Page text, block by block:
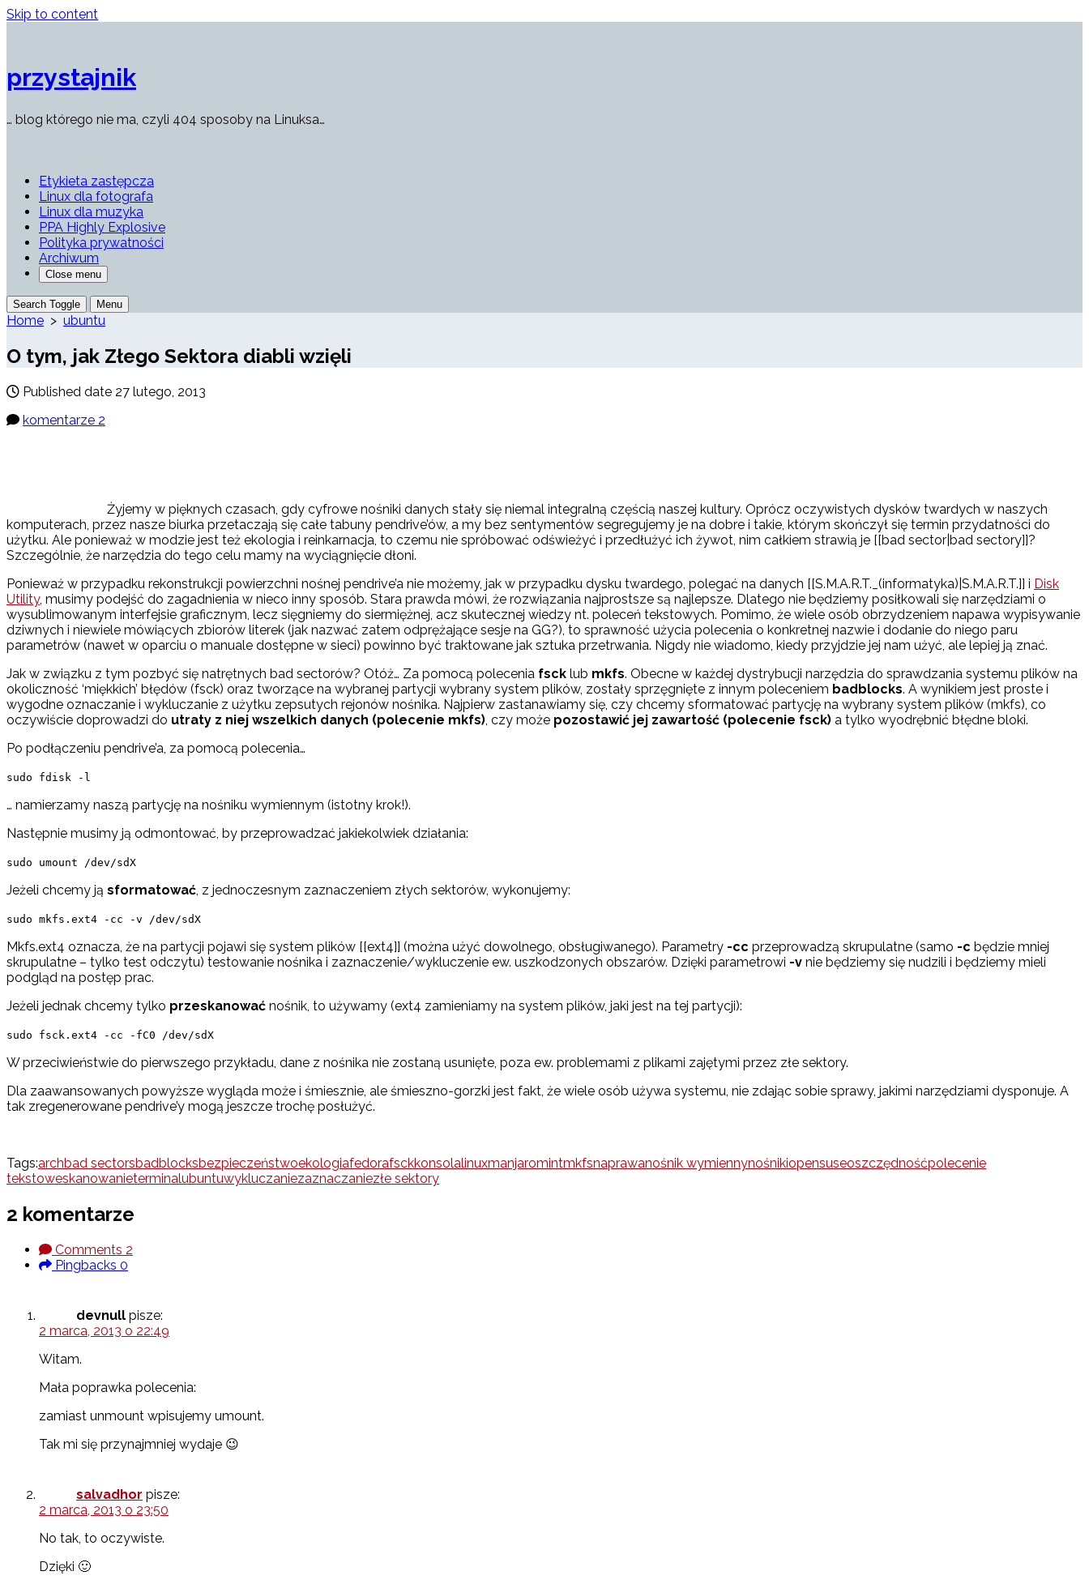
Skip to content
przystajnik
… blog którego nie ma, czyli 404 sposoby na Linuksa…
Etykieta zastępcza
Linux dla fotografa
Linux dla muzyka
PPA Highly Explosive
Polityka prywatności
Archiwum
Close menu
Search Toggle Menu
Home > ubuntu
O tym, jak Złego Sektora diabli wzięli
Published date 27 lutego, 2013
komentarze 2
Żyjemy w pięknych czasach, gdy cyfrowe nośniki danych stały się niemal integralną częścią naszej kultury. Oprócz oczywistych dysków twardych w naszych
komputerach, przez nasze biurka przetaczają się całe tabuny pendrive’ów, a my bez sentymentów segregujemy je na dobre i takie, którym skończył się termin przydatności do
użytku. Ale ponieważ w modzie jest też ekologia i reinkarnacja, to czemu nie spróbować odświeżyć i przedłużyć ich żywot, nim całkiem strawią je [[bad sector|bad sectory]]?
Szczególnie, że narzędzia do tego celu mamy na wyciągnięcie dłoni.
Ponieważ w przypadku rekonstrukcji powierzchni nośnej pendrive’a nie możemy, jak w przypadku dysku twardego, polegać na danych [[S.M.A.R.T._(informatyka)|S.M.A.R.T.]] i Disk
Utility, musimy podejść do zagadnienia w nieco inny sposób. Stara prawda mówi, że rozwiązania najprostsze są najlepsze. Dlatego nie będziemy posiłkowali się narzędziami o
wysublimowanym interfejsie graficznym, lecz sięgniemy do siermiężnej, acz skutecznej wiedzy nt. poleceń tekstowych. Pomimo, że wiele osób obrzydzeniem napawa wypisywanie
dziwnych i niewiele mówiących zbiorów literek (jak nazwać zatem odprężające sesje na GG?), to sprawność użycia polecenia o konkretnej nazwie i dodanie do niego paru
parametrów (nawet w oparciu o manuale dostępne w sieci) powinno być traktowane jak sztuka przetrwania. Nigdy nie wiadomo, kiedy przyjdzie jej nam użyć, ale lepiej ją znać.
Jak w związku z tym pozbyć się natrętnych bad sectorów? Otóż… Za pomocą polecenia fsck lub mkfs. Obecne w każdej dystrybucji narzędzia do sprawdzania systemu plików na
okoliczność ‘miękkich’ błędów (fsck) oraz tworzące na wybranej partycji wybrany system plików, zostały sprzęgnięte z innym poleceniem badblocks. A wynikiem jest proste i
wygodne oznaczanie i wykluczanie z użytku zepsutych rejonów nośnika. Najpierw zastanawiamy się, czy chcemy sformatować partycję na wybrany system plików (mkfs), co
oczywiście doprowadzi do utraty z niej wszelkich danych (polecenie mkfs), czy może pozostawić jej zawartość (polecenie fsck) a tylko wyodrębnić błędne bloki.
Po podłączeniu pendrive’a, za pomocą polecenia…
sudo fdisk -l
… namierzamy naszą partycję na nośniku wymiennym (istotny krok!).
Następnie musimy ją odmontować, by przeprowadzać jakiekolwiek działania:
sudo umount /dev/sdX
Jeżeli chcemy ją sformatować, z jednoczesnym zaznaczeniem złych sektorów, wykonujemy:
sudo mkfs.ext4 -cc -v /dev/sdX
Mkfs.ext4 oznacza, że na partycji pojawi się system plików [[ext4]] (można użyć dowolnego, obsługiwanego). Parametry -cc przeprowadzą skrupulatne (samo -c będzie mniej
skrupulatne – tylko test odczytu) testowanie nośnika i zaznaczenie/wykluczenie ew. uszkodzonych obszarów. Dzięki parametrowi -v nie będziemy się nudzili i będziemy mieli
podgląd na postęp prac.
Jeżeli jednak chcemy tylko przeskanować nośnik, to używamy (ext4 zamieniamy na system plików, jaki jest na tej partycji):
sudo fsck.ext4 -cc -fC0 /dev/sdX
W przeciwieństwie do pierwszego przykładu, dane z nośnika nie zostaną usunięte, poza ew. problemami z plikami zajętymi przez złe sektory.
Dla zaawansowanych powyższe wygląda może i śmiesznie, ale śmieszno-gorzki jest fakt, że wiele osób używa systemu, nie zdając sobie sprawy, jakimi narzędziami dysponuje. A
tak zregenerowane pendrive’y mogą jeszcze trochę posłużyć.
Tags:archbad sectorsbadblocksbezpieczeństwoekologiafedorafsckkonsolalinuxmanjaromintmkfsnaprawanośnik wymiennynośnikiopensuseoszczędnośćpolecenie
tekstoweskanowanieterminalubuntuwykluczaniezaznaczaniezłe sektory
2 komentarze
Comments 2
Pingbacks 0
devnull pisze:
2 marca, 2013 o 22:49
Witam.
Mała poprawka polecenia:
zamiast unmount wpisujemy umount.
Tak mi się przynajmniej wydaje 😉
salvadhor pisze:
2 marca, 2013 o 23:50
No tak, to oczywiste.
Dzięki 🙂